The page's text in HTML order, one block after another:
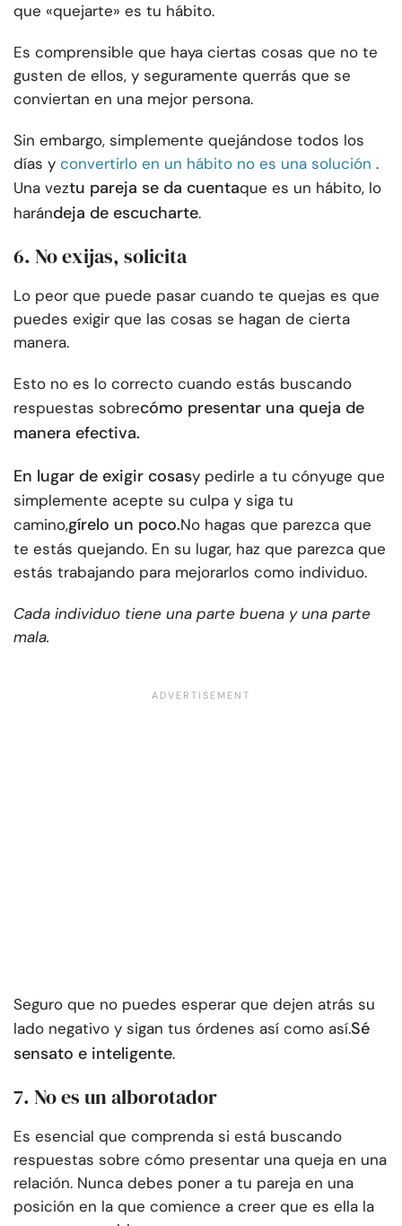
que «quejarte» es tu hábito.
Es comprensible que haya ciertas cosas que no te
gusten de ellos, y seguramente querrás que se
conviertan en una mejor persona.
Sin embargo, simplemente quejándose todos los
días y convertirlo en un hábito no es una solución .
Una veztu pareja se da cuentaque es un hábito, lo
harándeja de escucharte.
6. No exijas, solicita
Lo peor que puede pasar cuando te quejas es que
puedes exigir que las cosas se hagan de cierta
manera.
Esto no es lo correcto cuando estás buscando
respuestas sobrecómo presentar una queja de
manera efectiva.
En lugar de exigir cosasy pedirle a tu cónyuge que
simplemente acepte su culpa y siga tu
camino,gírelo un poco.No hagas que parezca que
te estás quejando. En su lugar, haz que parezca que
estás trabajando para mejorarlos como individuo.
Cada individuo tiene una parte buena y una parte
mala.
Seguro que no puedes esperar que dejen atrás su
lado negativo y sigan tus órdenes así como así.Sé
sensato e inteligente.
7. No es un alborotador
Es esencial que comprenda si está buscando
respuestas sobre cómo presentar una queja en una
relación. Nunca debes poner a tu pareja en una
posición en la que comience a creer que es ella la